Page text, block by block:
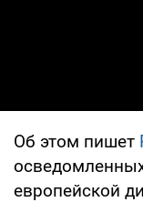
Об этом пишет
европейской